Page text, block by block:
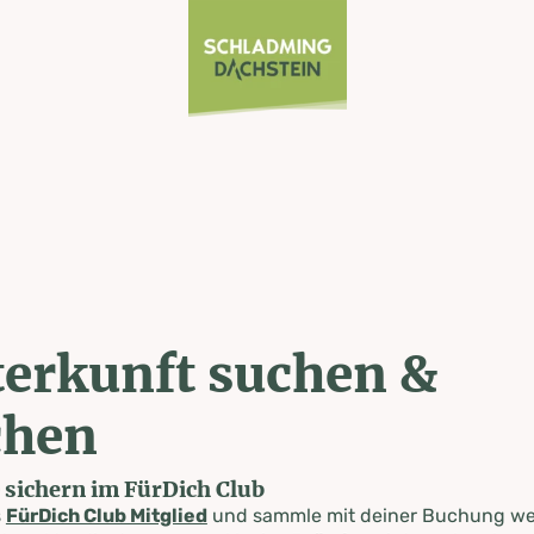
suchen &
im FürDich Club
FürDich Club Mitgliedund sammle mit deiner Buchung